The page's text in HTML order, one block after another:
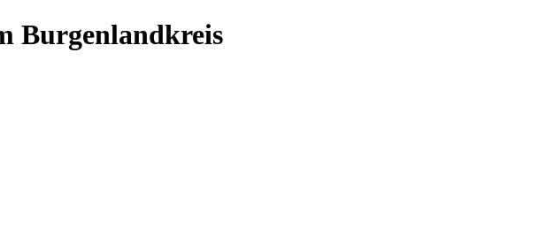
Burgenlandkreis